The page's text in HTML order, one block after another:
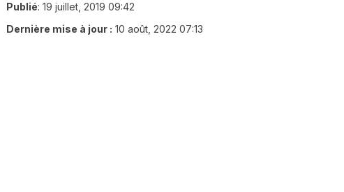
Publié: 19 juillet, 2019 09:42
Dernière mise à jour : 10 août, 2022 07:13